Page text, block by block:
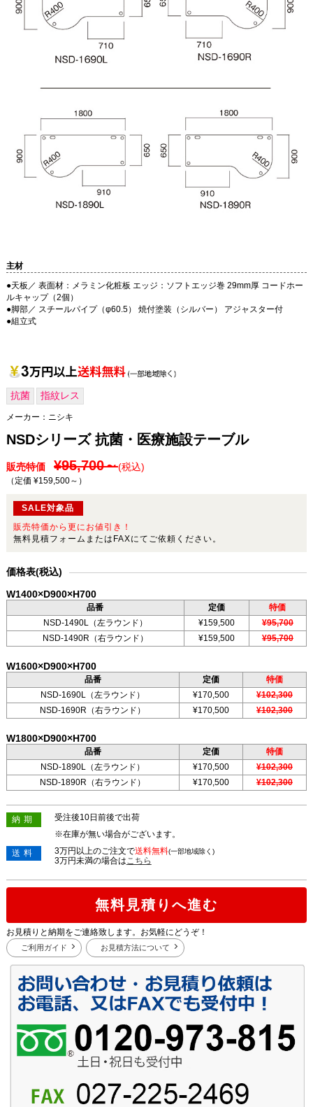
主材
●天板／ 表面材：メラミン化粧板 エッジ：ソフトエッジ巻 29mm厚 コードホー
ルキャップ（2個）
●脚部／ スチールパイプ（φ60.5） 焼付塗装（シルバー） アジャスター付
●組立式
抗菌 指紋レス
メーカー： ニシキ
NSDシリーズ 抗菌・医療施設テーブル
販売特価 ¥95,700～(税込)
（定価 ¥159,500～ ）
SALE対象品
販売特価から更にお値引き！
無料見積フォームまたはFAXにてご依頼ください。
価格表(税込)
W1400×D900×H700
品番 定価
特価
NSD-1490L（左ラウンド）
¥159,500
¥95,700
NSD-1490R（右ラウンド）
¥159,500 ¥95,700
W1600×D900×H700
品番 定価
特価
NSD-1690L（左ラウンド）
¥170,500
¥102,300
NSD-1690R（右ラウンド）
¥170,500 ¥102,300
W1800×D900×H700
品番 定価
特価
NSD-1890L（左ラウンド）
¥170,500
¥102,300
NSD-1890R（右ラウンド）
¥170,500 ¥102,300
納期
受注後10日前後で出荷
※在庫が無い場合がございます。
送料
3万円以上のご注文で送料無料(一部地域除く)
3万円未満の場合は こちら
無料見積りへ進む
お見積りと納期をご連絡致します。お気軽にどうぞ！
ご利用ガイド お見積方法について